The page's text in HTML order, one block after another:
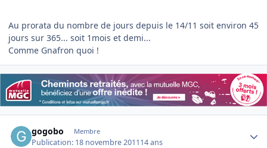
Au prorata du nombre de jours depuis le 14/11 soit environ 45
jours sur 365... soit 1mois et demi...
Comme Gnafron quoi !
gogobo Membre
Publication: 18 novembre 201114 ans